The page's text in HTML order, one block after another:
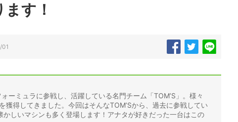
す！
01
ーミュラに参戦し、活躍している名門チーム「TOM’S」。様々
獲得してきました。今回はそんなTOM’Sから、過去に参戦してい
しいマシンも多く登場します！アナタが好きだった一台はこの